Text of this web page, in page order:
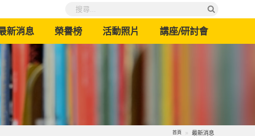
新消息 榮譽榜 活動照片 講座/研討會
首頁 最新消息